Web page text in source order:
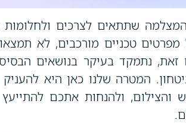
שתתאים לצרכים
טכניים מורכבים, לא
זאת, נתמקד בעיקר בנושאים
המטרה שלנו כאן היא
ולהנחות אתכם